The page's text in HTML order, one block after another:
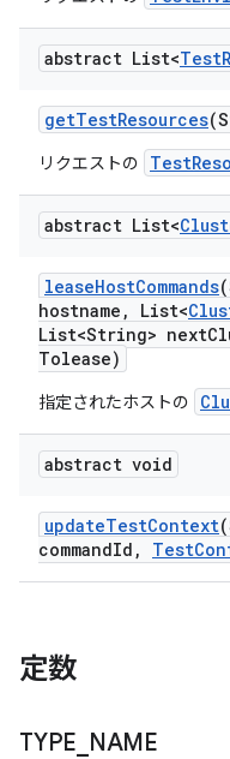
abstract List<Test
getTestResources
リクエストの
abstract List<
leaseHostCommands
hostname , List<
List<String> next
Tolease)
指定されたホストの
abstract void
updateTestContext
commandId , Test
定数
TYPE NAME